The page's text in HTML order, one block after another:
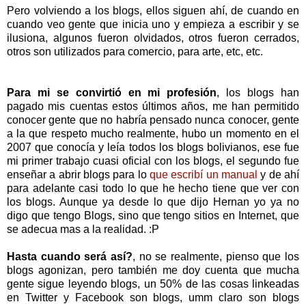
Pero volviendo a los blogs, ellos siguen ahí, de cuando en
cuando veo gente que inicia uno y empieza a escribir y se
ilusiona, algunos fueron olvidados, otros fueron cerrados,
otros son utilizados para comercio, para arte, etc, etc.
Para mi se convirtió en mi profesión, los blogs han
pagado mis cuentas estos últimos años, me han permitido
conocer gente que no habría pensado nunca conocer, gente
a la que respeto mucho realmente, hubo un momento en el
2007 que conocía y leía todos los blogs bolivianos, ese fue
mi primer trabajo cuasi oficial con los blogs, el segundo fue
enseñar a abrir blogs para lo que escribí un manual y de ahí
para adelante casi todo lo que he hecho tiene que ver con
los blogs. Aunque ya desde lo que dijo Hernan yo ya no
digo que tengo Blogs, sino que tengo sitios en Internet, que
se adecua mas a la realidad. :P
Hasta cuando será así?, no se realmente, pienso que los
blogs agonizan, pero también me doy cuenta que mucha
gente sigue leyendo blogs, un 50% de las cosas linkeadas
en Twitter y Facebook son blogs, umm claro son blogs